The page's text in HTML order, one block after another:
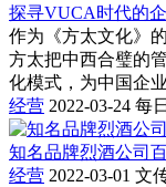
探寻VUCA时代的
作为《方太文化》
方太把中西合璧的
化模式，为中国企
经营 2022-03-24 每
知名品牌烈酒公司
经营 2022-03-01 文